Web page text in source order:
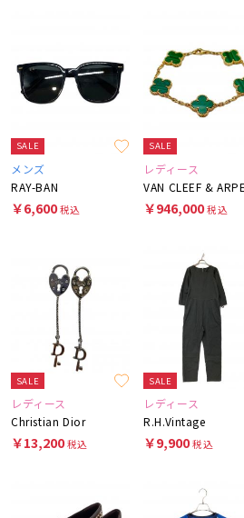
SALE
メンズ
RAY-BAN
￥6,600税込
SALE
レディース
VAN CLEEF &
￥946,000税込
SALE
レディース
Christian Dior
￥13,200税込
SALE
レディース
R.H.Vintage
￥9,900税込